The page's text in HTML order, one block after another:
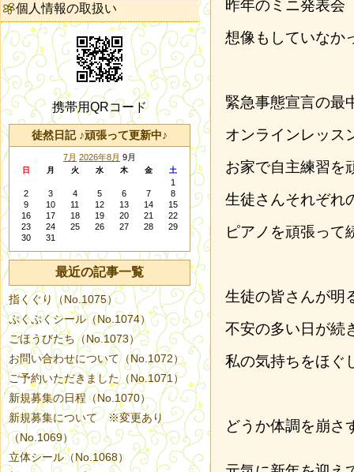
昨年のミニ発表会
想像もしていなか
緊急事態宣言の最
オンラインレッス
お家で自主練習を
生徒さんそれぞれ
ピアノを頑張って
生徒の皆さんが明
不安の多い日が続
私の気持ちをほぐ
どうか体調を崩さ
個人情報の取扱い
携帯用QRコード
徒然日記 ♪頑張って更新中♪
7月 2026年8月 9月
日 月 火 水 木 金 土
1
2
3 4 5 6 7
8
9
10 11 12 13 14
15
16
17 18 19 20 21
22
23
24 25 26 27 28
29
30
31
最近の記事一覧
指くぐり（No.1075）
ぷくぷくシール（No.1074）
ごほうびたち（No.1073）
お問い合わせについて（No.1072）
ご予約いただきました（No.1071）
新規募集の日程（No.1070）
新規募集について ※変更あり
（No.1069）
立体シール（No.1068）